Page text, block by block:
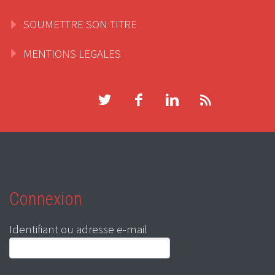
SOUMETTRE SON TITRE
MENTIONS LEGALES
Connexion
Identifiant ou adresse e-mail